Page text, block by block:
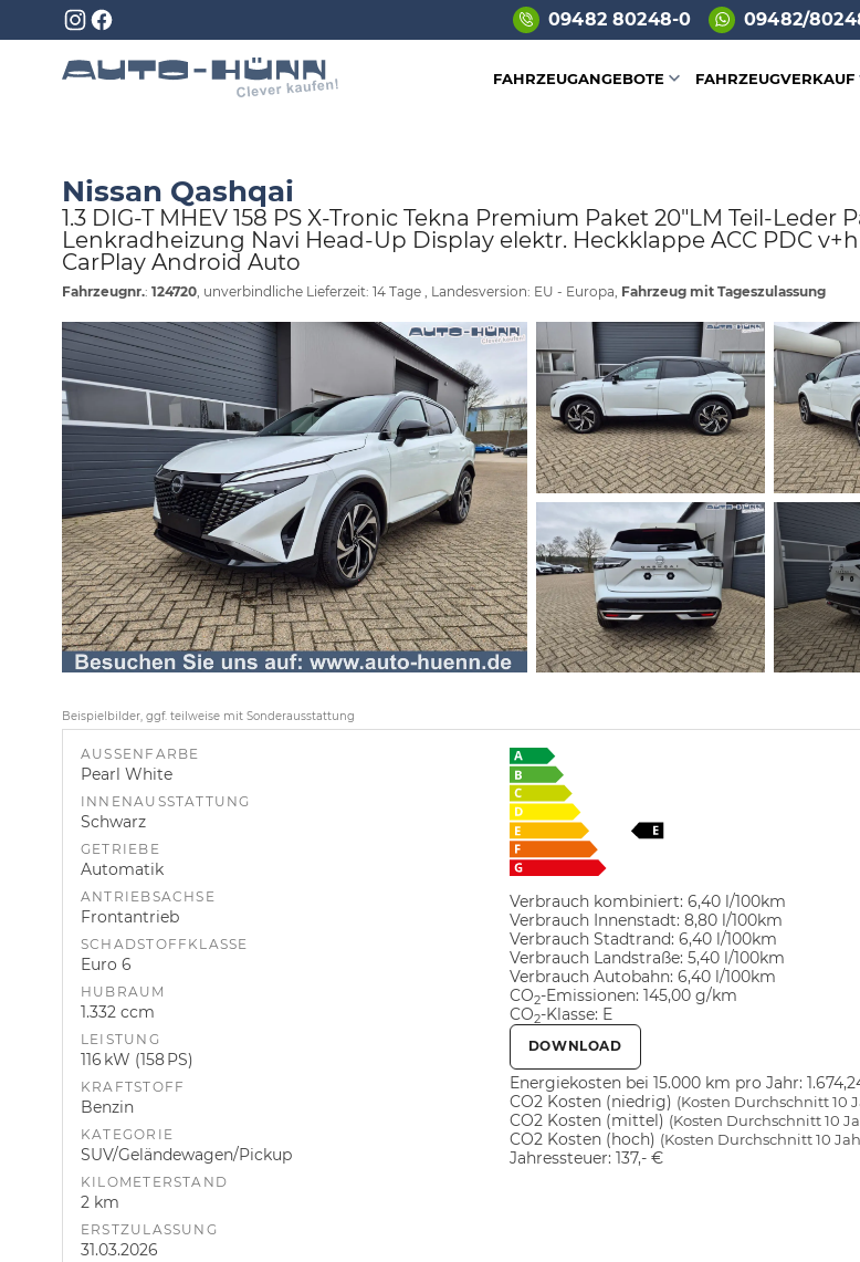
09482 80248-0 09482/
FAHRZEUGANGEBOTE FAHRZEUGVERKAUF
Nissan Qashqai
1.3 DIG-T MHEV 158 PS X-Tronic Tekna Premium Paket 20"LM Teil-
Lenkradheizung Navi Head-Up Display elektr. Heckklappe ACC PDC
CarPlay Android Auto
Fahrzeugnr.: 124720 , unverbindliche Lieferzeit: 14 Tage , Landesversion: EU - Europa, Fahrzeug mit Tageszulassung
Beispielbilder, ggf. teilweise mit Sonderausstattung
AUSSENFARBE
Pearl White
INNENAUSSTATTUNG
Schwarz
GETRIEBE
Automatik
ANTRIEBSACHSE
Frontantrieb
SCHADSTOFFKLASSE
Euro 6
HUBRAUM
1.332 ccm
LEISTUNG
116 kW (158 PS)
KRAFTSTOFF
Benzin
KATEGORIE
SUV/Geländewagen/Pickup
KILOMETERSTAND
2 km
ERSTZULASSUNG
31.03.2026
Verbrauch kombiniert: 6,40 l/100km
Verbrauch Innenstadt: 8,80 l/100km
Verbrauch Stadtrand: 6,40 l/100km
Verbrauch Landstraße: 5,40 l/100km
Verbrauch Autobahn: 6,40 l/100km
CO2-Emissionen: 145,00 g/km
CO2-Klasse: E
DOWNLOAD
Energiekosten bei 15.000 km pro Jahr:
CO2 Kosten (niedrig) (Kosten Durchschnitt 10
CO2 Kosten (mittel) (Kosten Durchschnitt 10
CO2 Kosten (hoch) (Kosten Durchschnitt 10
Jahressteuer: 137,- €